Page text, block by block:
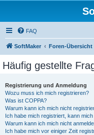
FAQ
SoftMaker Foren-Übersicht
Häufig gestellte
Registrierung und Anmeldung
Wozu muss ich mich registrieren?
Was ist COPPA?
Warum kann ich mich nicht
Ich habe mich registriert, kann
Warum kann ich mich nicht
Ich habe mich vor einiger Zeit